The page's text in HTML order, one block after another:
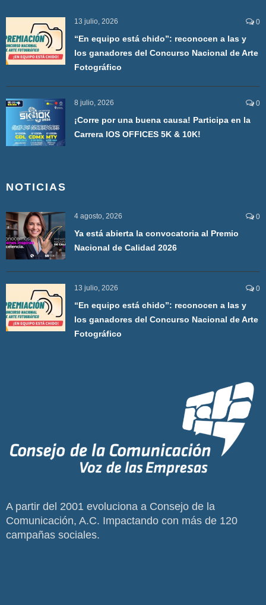
13 julio, 2026 0
“En equipo está chido”: reconocen a las y
los ganadores del Concurso Nacional de Arte
Fotográfico
8 julio, 2026 0
¡Corre por una buena causa! Participa en la
Carrera IOS OFFICES 5K & 10K!
NOTICIAS
4 agosto, 2026 0
Ya está abierta la convocatoria al Premio
Nacional de Calidad 2026
13 julio, 2026 0
“En equipo está chido”: reconocen a las y
los ganadores del Concurso Nacional de Arte
Fotográfico
A partir del 2001 evoluciona a Consejo de la
Comunicación, A.C. Impactando con más de 120
campañas sociales.